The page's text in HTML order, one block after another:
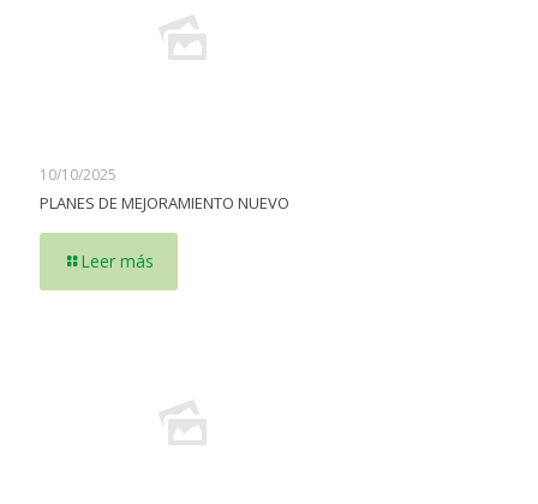
10/10/2025
PLANES DE MEJORAMIENTO NUEVO
Leer más